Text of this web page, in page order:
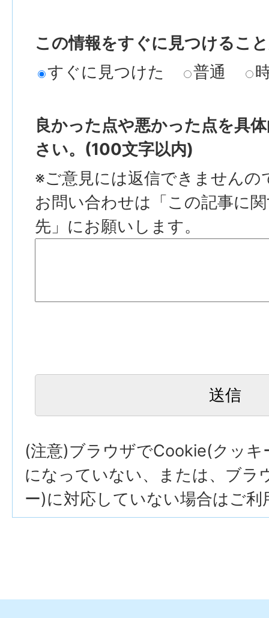
この情報をすぐに見つけるこ
すぐに見つけた
普通
良かった点や悪かった点を具
さい。(100文字以内)
※ご意見には返信できませんの
お問い合わせは「この記事に
先」にお願いします。
(注意)ブラウザでCookie(クッキ
になっていない、または、ブラ
ー)に対応していない場合はご利